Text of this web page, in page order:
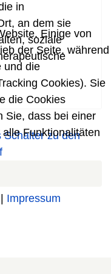
in
an dem sie
soziale
Einige von
der Seite, während
und die
Cookies). Sie
die Cookies
Sie, dass bei einer
Funktionalitäten
Impressum